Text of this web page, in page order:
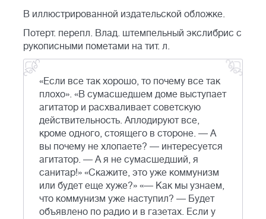
В иллюстрированной издательской обложке.
Потерт. перепл. Влад. штемпельный экслибрис с
рукописными пометами на тит. л.
«Если все так хорошо, то почему все так
плохо». «В сумасшедшем доме выступает
агитатор и расхваливает советскую
действительность. Аплодируют все,
кроме одного, стоящего в стороне. — А
вы почему не хлопаете? — интересуется
агитатор. — А я не сумасшедший, я
санитар!» «Скажите, это уже коммунизм
или будет еще хуже?» «— Как мы узнаем,
что коммунизм уже наступил? — Будет
объявлено по радио и в газетах. Если у